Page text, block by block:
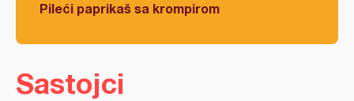
Pileći paprikaš sa krompirom
Sastojci